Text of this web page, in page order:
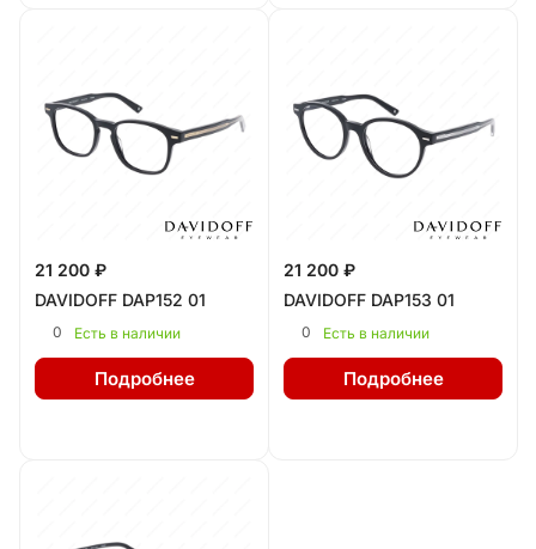
21 200 ₽
DAVIDOFF DAP152 01
0 Есть в наличии
Подробнее
21 200 ₽
DAVIDOFF DAP153 01
0 Есть в наличии
Подробнее